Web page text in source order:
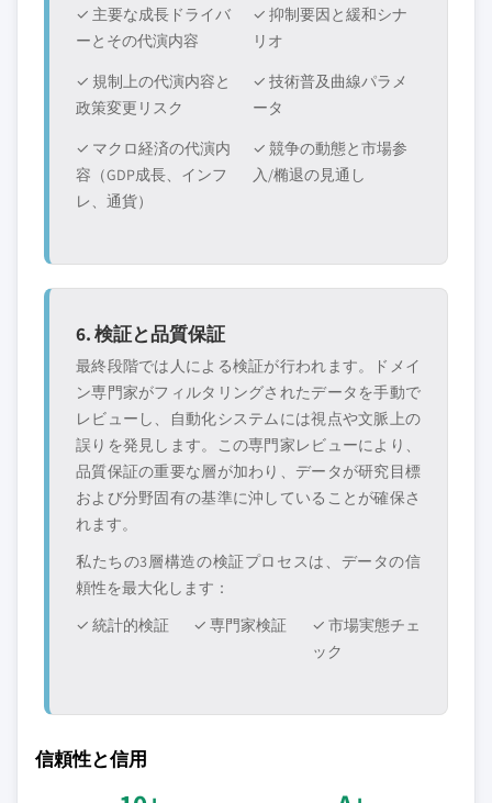
✓ 主要な成長ドライバ
ーとその代演内容
✓ 抑制要因と緩和シナ
リオ
✓ 規制上の代演内容と
政策変更リスク
✓ 技術普及曲線パラメ
ータ
✓ マクロ経済の代演内
容（GDP成長、インフ
レ、通貨）
✓ 競争の動態と市場参
入/椭退の見通し
6. 検証と品質保証
最終段階では人による検証が行われます。ドメイ
ン専門家がフィルタリングされたデータを手動で
レビューし、自動化システムには視点や文脈上の
誤りを発見します。この専門家レビューにより、
品質保証の重要な層が加わり、データが研究目標
および分野固有の基準に沖していることが確保さ
れます。
私たちの3層構造の検証プロセスは、データの信
頼性を最大化します：
✓ 統計的検証
✓ 専門家検証
✓ 市場実態チェ
ック
信頼性と信用